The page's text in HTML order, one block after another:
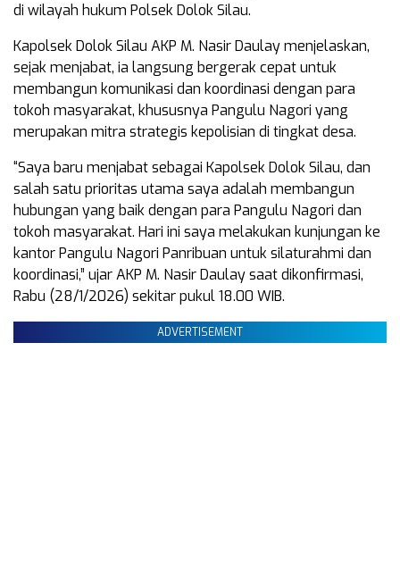
di wilayah hukum Polsek Dolok Silau.
Kapolsek Dolok Silau AKP M. Nasir Daulay menjelaskan,
sejak menjabat, ia langsung bergerak cepat untuk
membangun komunikasi dan koordinasi dengan para
tokoh masyarakat, khususnya Pangulu Nagori yang
merupakan mitra strategis kepolisian di tingkat desa.
“Saya baru menjabat sebagai Kapolsek Dolok Silau, dan
salah satu prioritas utama saya adalah membangun
hubungan yang baik dengan para Pangulu Nagori dan
tokoh masyarakat. Hari ini saya melakukan kunjungan ke
kantor Pangulu Nagori Panribuan untuk silaturahmi dan
koordinasi,” ujar AKP M. Nasir Daulay saat dikonfirmasi,
Rabu (28/1/2026) sekitar pukul 18.00 WIB.
ADVERTISEMENT